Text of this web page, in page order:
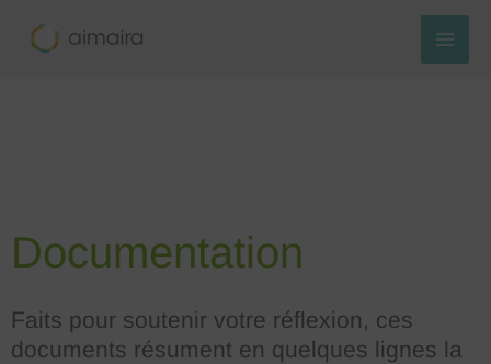
Documentation
Faits pour soutenir votre réflexion, ces
documents résument en quelques lignes la